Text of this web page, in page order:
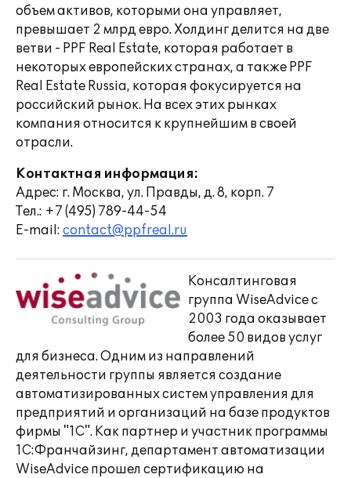
объем активов, которыми она управляет,
превышает 2 млрд евро. Холдинг делится на две
ветви - PPF Real Estate, которая работает в
некоторых европейских странах, а также PPF
Real Estate Russia, которая фокусируется на
российский рынок. На всех этих рынках
компания относится к крупнейшим в своей
отрасли.
Контактная информация:
Адрес: г. Москва, ул. Правды, д. 8, корп. 7
Тел.: +7 (495) 789-44-54
E-mail: contact@ppfreal.ru
Консалтинговая
группа WiseAdvice с
2003 года оказывает
более 50 видов услуг
для бизнеса. Одним из направлений
деятельности группы является создание
автоматизированных систем управления для
предприятий и организаций на базе продуктов
фирмы "1С". Как партнер и участник программы
1С:Франчайзинг, департамент автоматизации
WiseAdvice прошел сертификацию на